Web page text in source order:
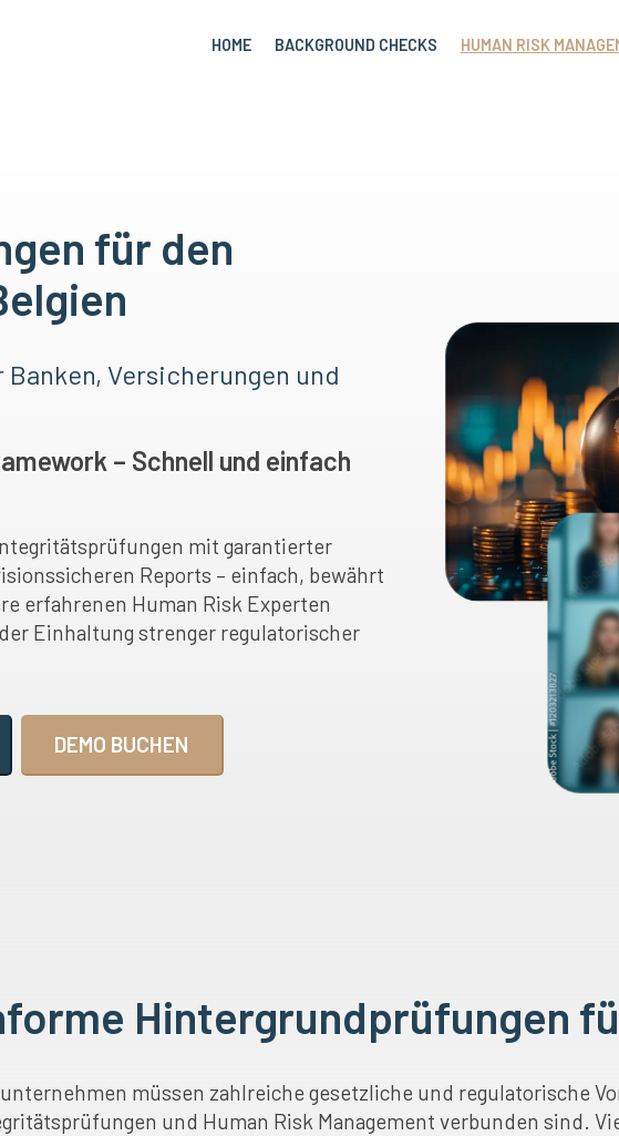
HOME BACKGROUND CHECKS HUMAN RISK
für den
Versicherungen und
– Schnell und einfach
mit garantierter
Reports – einfach, bewährt
erfahrenen Human Risk Experten
Einhaltung strenger regulatorischer
DEMO BUCHEN
Hintergrundprüfungen
müssen zahlreiche gesetzliche und regulatorische
und Human Risk Management verbunden sind.